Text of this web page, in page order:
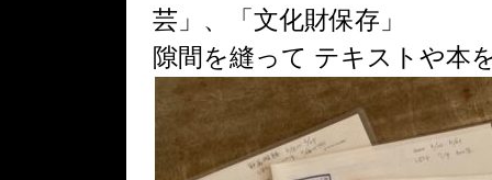
芸」、「文化財保存」
隙間を縫って テキストや本